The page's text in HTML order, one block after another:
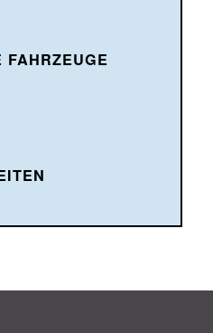
FAHRZEUGE